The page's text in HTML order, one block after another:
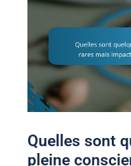
Quelles sont
pleine